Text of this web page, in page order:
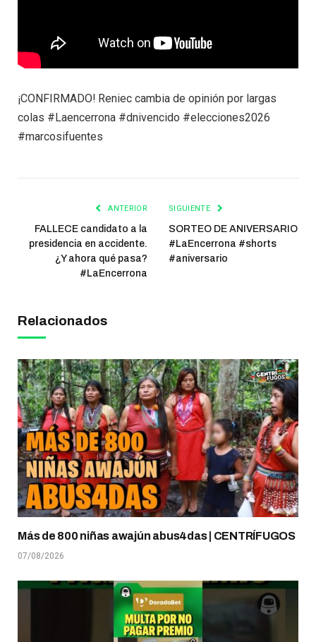
¡CONFIRMADO! Reniec cambia de opinión por largas
colas #Laencerrona #dnivencido #elecciones2026
#marcosifuentes
ANTERIOR
FALLECE candidato a la
presidencia en accidente.
¿Y ahora qué pasa?
#LaEncerrona
SIGUIENTE
SORTEO DE ANIVERSARIO
#LaEncerrona #shorts
#aniversario
Relacionados
Más de 800 niñas awajún abus4das | CENTRÍFUGOS
07/08/2026